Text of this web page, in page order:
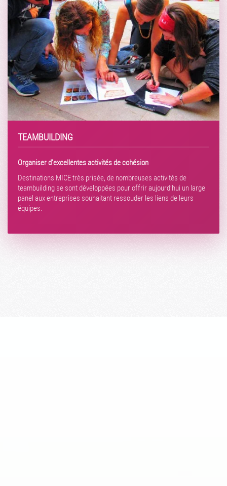
TEAMBUILDING
Organiser d’excellentes activités de cohésion
Destinations MICE très prisée, de nombreuses activités de
teambuilding se sont développées pour offrir aujourd’hui un large
panel aux entreprises souhaitant ressouder les liens de leurs
équipes.